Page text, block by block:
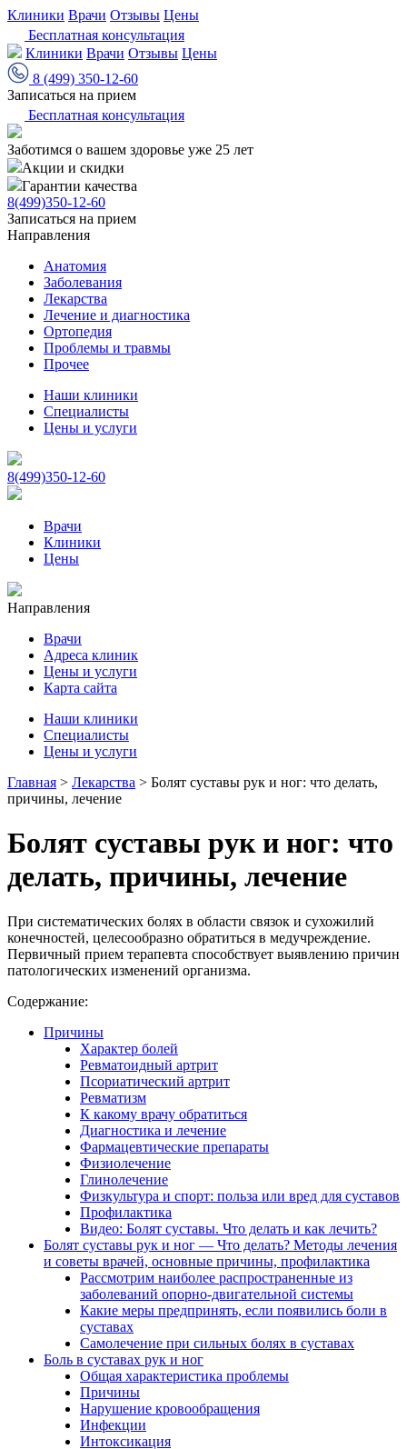
Клиники Врачи Отзывы Цены
Бесплатная консультация
Клиники Врачи Отзывы Цены
8 (499) 350-12-60
Записаться на прием
Бесплатная консультация
Заботимся о вашем здоровье уже 25 лет
Акции и скидки
Гарантии качества
8(499)350-12-60
Записаться на прием
Направления
Анатомия
Заболевания
Лекарства
Лечение и диагностика
Ортопедия
Проблемы и травмы
Прочее
Наши клиники
Специалисты
Цены и услуги
8(499)350-12-60
Врачи
Клиники
Цены
Направления
Врачи
Адреса клиник
Цены и услуги
Карта сайта
Наши клиники
Специалисты
Цены и услуги
Главная > Лекарства > Болят суставы рук и ног: что делать,
причины, лечение
Болят суставы рук и ног: что
делать, причины, лечение
При систематических болях в области связок и сухожилий
конечностей, целесообразно обратиться в медучреждение.
Первичный прием терапевта способствует выявлению причин
патологических изменений организма.
Содержание:
Причины
Характер болей
Ревматоидный артрит
Псориатический артрит
Ревматизм
К какому врачу обратиться
Диагностика и лечение
Фармацевтические препараты
Физиолечение
Глинолечение
Физкультура и спорт: польза или вред для суставов
Профилактика
Видео: Болят суставы. Что делать и как лечить?
Болят суставы рук и ног — Что делать? Методы лечения
и советы врачей, основные причины, профилактика
Рассмотрим наиболее распространенные из
заболеваний опорно-двигательной системы
Какие меры предпринять, если появились боли в
суставах
Самолечение при сильных болях в суставах
Боль в суставах рук и ног
Общая характеристика проблемы
Причины
Нарушение кровообращения
Инфекции
Интоксикация